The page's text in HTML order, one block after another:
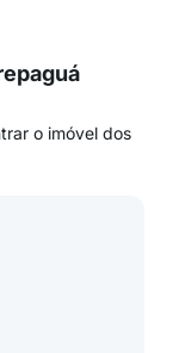
o imóvel dos